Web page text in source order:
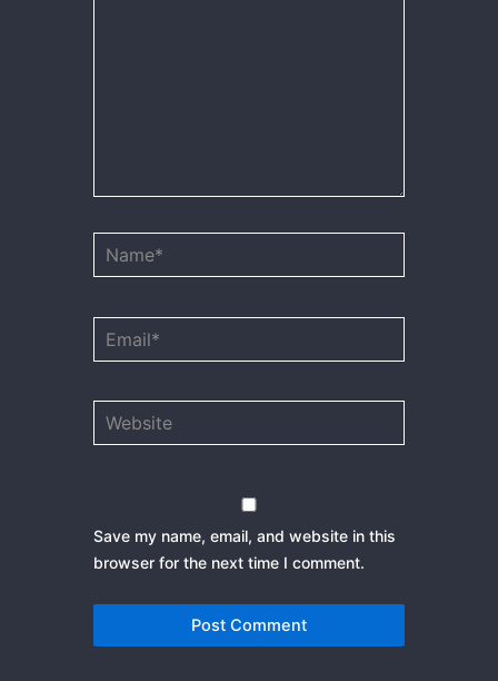
Save my name, email, and website in this
browser for the next time I comment.